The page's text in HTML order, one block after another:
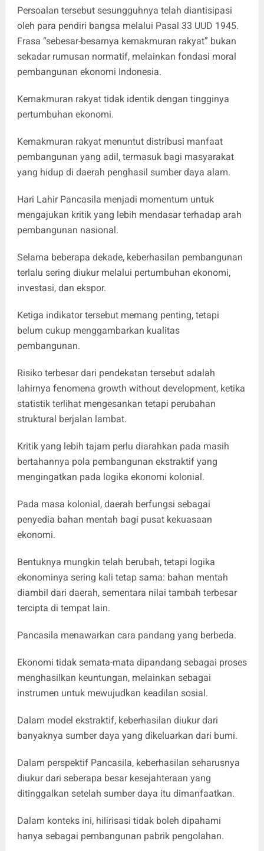
Persoalan tersebut sesungguhnya telah diantisipasi
oleh para pendiri bangsa melalui Pasal 33 UUD 1945.
Frasa “sebesar-besarnya kemakmuran rakyat” bukan
sekadar rumusan normatif, melainkan fondasi moral
pembangunan ekonomi Indonesia.
Kemakmuran rakyat tidak identik dengan tingginya
pertumbuhan ekonomi.
Kemakmuran rakyat menuntut distribusi manfaat
pembangunan yang adil, termasuk bagi masyarakat
yang hidup di daerah penghasil sumber daya alam.
Hari Lahir Pancasila menjadi momentum untuk
mengajukan kritik yang lebih mendasar terhadap arah
pembangunan nasional.
Selama beberapa dekade, keberhasilan pembangunan
terlalu sering diukur melalui pertumbuhan ekonomi,
investasi, dan ekspor.
Ketiga indikator tersebut memang penting, tetapi
belum cukup menggambarkan kualitas
pembangunan.
Risiko terbesar dari pendekatan tersebut adalah
lahirnya fenomena growth without development, ketika
statistik terlihat mengesankan tetapi perubahan
struktural berjalan lambat.
Kritik yang lebih tajam perlu diarahkan pada masih
bertahannya pola pembangunan ekstraktif yang
mengingatkan pada logika ekonomi kolonial.
Pada masa kolonial, daerah berfungsi sebagai
penyedia bahan mentah bagi pusat kekuasaan
ekonomi.
Bentuknya mungkin telah berubah, tetapi logika
ekonominya sering kali tetap sama: bahan mentah
diambil dari daerah, sementara nilai tambah terbesar
tercipta di tempat lain.
Pancasila menawarkan cara pandang yang berbeda.
Ekonomi tidak semata-mata dipandang sebagai proses
menghasilkan keuntungan, melainkan sebagai
instrumen untuk mewujudkan keadilan sosial.
Dalam model ekstraktif, keberhasilan diukur dari
banyaknya sumber daya yang dikeluarkan dari bumi.
Dalam perspektif Pancasila, keberhasilan seharusnya
diukur dari seberapa besar kesejahteraan yang
ditinggalkan setelah sumber daya itu dimanfaatkan.
Dalam konteks ini, hilirisasi tidak boleh dipahami
hanya sebagai pembangunan pabrik pengolahan.